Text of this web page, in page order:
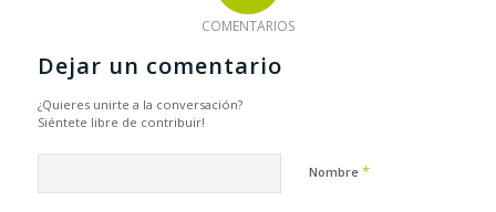
COMENTARIOS
Dejar un comentario
¿Quieres unirte a la conversación?
Siéntete libre de contribuir!
Nombre *